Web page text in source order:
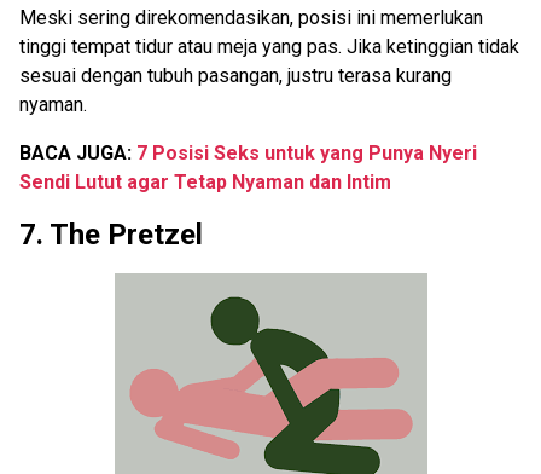
Meski sering direkomendasikan, posisi ini memerlukan
tinggi tempat tidur atau meja yang pas. Jika ketinggian tidak
sesuai dengan tubuh pasangan, justru terasa kurang
nyaman.
BACA JUGA: 7 Posisi Seks untuk yang Punya Nyeri
Sendi Lutut agar Tetap Nyaman dan Intim
7. The Pretzel